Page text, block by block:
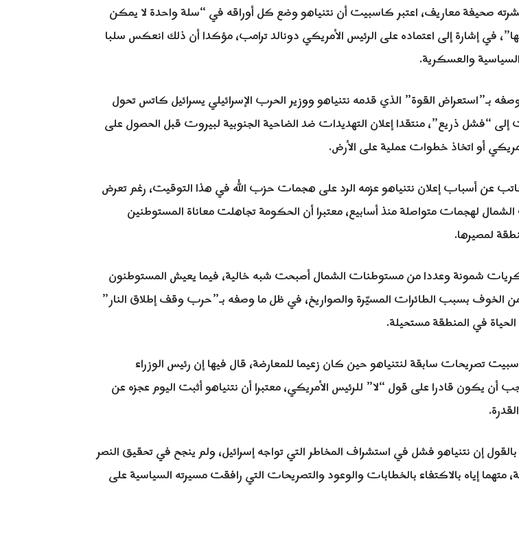
صحيفة معاريف، اعتبر كاسبيت أن نتنياهو وضع كل أوراقه في “سلة واحدة لا يمكن
في إشارة إلى اعتماده على الرئيس الأمريكي دونالد ترامب، مؤكدا أن ذلك انعكس سلبا
والعسكرية.
بـ”استعراض القوة” الذي قدمه نتنياهو ووزير الحرب الإسرائيلي يسرائيل كاتس تحول
“فشل ذريع”، منتقدا إعلان التهديدات ضد الضاحية الجنوبية لبيروت قبل الحصول على
أو اتخاذ خطوات عملية على الأرض.
عن أسباب إعلان نتنياهو عزمه الرد على هجمات حزب الله في هذا التوقيت، رغم تعرض
لهجمات متواصلة منذ أسابيع، معتبرا أن الحكومة تجاهلت معاناة المستوطنين
لمصيرها.
شمونة وعددا من مستوطنات الشمال أصبحت شبه خالية، فيما يعيش المستوطنون
الخوف بسبب الطائرات المسيّرة والصواريخ، في ظل ما وصفه بـ”حرب وقف إطلاق النار”
في المنطقة مستحيلة.
تصريحات سابقة لنتنياهو حين كان زعيما للمعارضة، قال فيها إن رئيس الوزراء
أن يكون قادرا على قول “لا” للرئيس الأمريكي، معتبرا أن نتنياهو أثبت اليوم عجزه عن
إن نتنياهو فشل في استشراف المخاطر التي تواجه إسرائيل، ولم ينجح في تحقيق النصر
متهما إياه بالاكتفاء بالخطابات والوعود والتصريحات التي رافقت مسيرته السياسية على